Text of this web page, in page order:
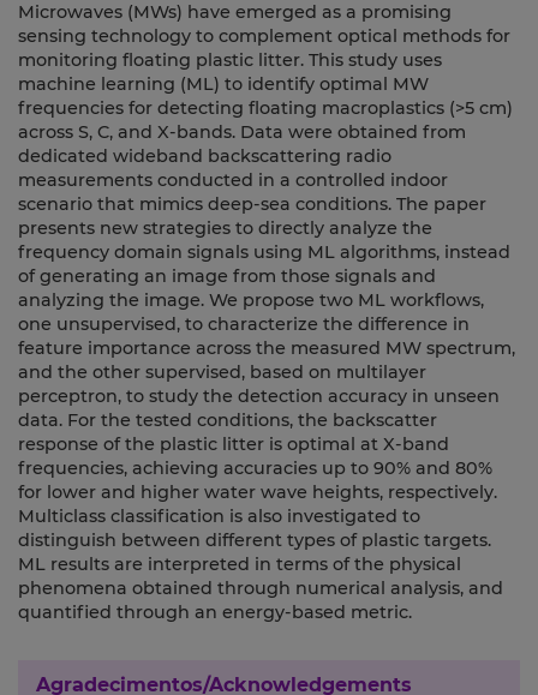
Microwaves (MWs) have emerged as a promising
sensing technology to complement optical methods for
monitoring floating plastic litter. This study uses
machine learning (ML) to identify optimal MW
frequencies for detecting floating macroplastics (>5 cm)
across S, C, and X-bands. Data were obtained from
dedicated wideband backscattering radio
measurements conducted in a controlled indoor
scenario that mimics deep-sea conditions. The paper
presents new strategies to directly analyze the
frequency domain signals using ML algorithms, instead
of generating an image from those signals and
analyzing the image. We propose two ML workflows,
one unsupervised, to characterize the difference in
feature importance across the measured MW spectrum,
and the other supervised, based on multilayer
perceptron, to study the detection accuracy in unseen
data. For the tested conditions, the backscatter
response of the plastic litter is optimal at X-band
frequencies, achieving accuracies up to 90% and 80%
for lower and higher water wave heights, respectively.
Multiclass classification is also investigated to
distinguish between different types of plastic targets.
ML results are interpreted in terms of the physical
phenomena obtained through numerical analysis, and
quantified through an energy-based metric.
Agradecimentos/Acknowledgements